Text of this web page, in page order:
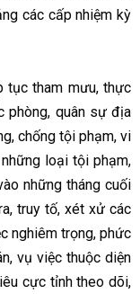
các cấp nhiệm kỳ
tham mưu, thực
phòng, quân sự địa
chống tội phạm, vi
loại tội phạm,
những tháng cuối
truy tố, xét xử các
nghiêm trọng, phức
vụ việc thuộc diện
cực tỉnh theo dõi,